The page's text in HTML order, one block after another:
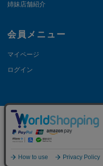
姉妹店舗紹介
会員メニュー
マイページ
ログイン
©Copyright